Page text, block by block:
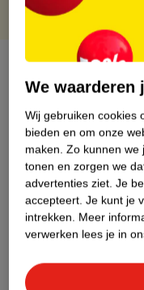
Over dit product
Etiketinformatie
Nature Impact
We waarderen
Wij gebruiken cookies
bieden en om onze
maken. Zo kunnen we
tonen en zorgen we
advertenties ziet. Je
accepteert. Je kunt je
intrekken. Meer
verwerken lees je in